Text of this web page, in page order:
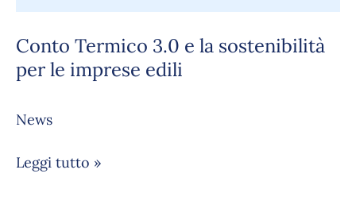
Conto Termico 3.0 e la sostenibilità
per le imprese edili
News
le
edili
Leggi tutto »